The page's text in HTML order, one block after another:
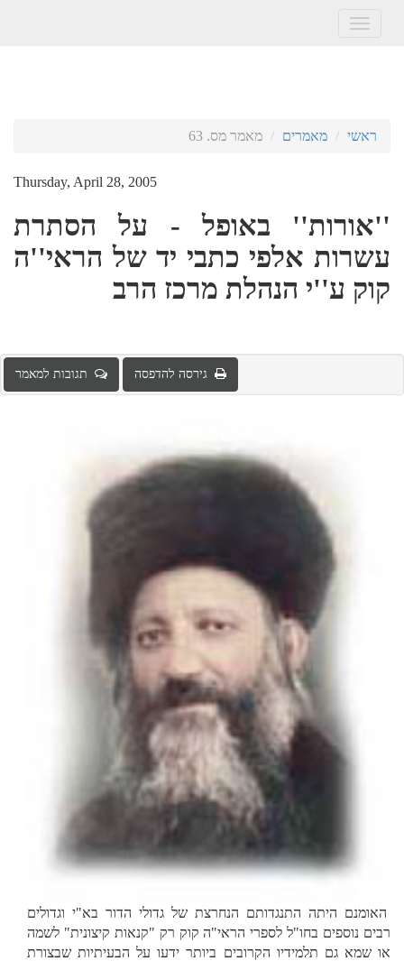
Toggle
ראשי מאמרים מאמר מס. 63
Thursday, April 28, 2005
''אורות'' באופל - על הסתרת
עשרות אלפי כתבי יד של הראי''ה
קוק ע''י הנהלת מרכז הרב
גירסה להדפסה תגובות למאמר
האומנם היתה התנגדותם הנחרצת של גדולי הדור בא"י וגדולים
רבים נוספים בחו"ל לספרי הראי"ה קוק רק "קנאות קיצונית" לשמה
או שמא גם תלמידיו הקרובים ביותר ידעו על הבעיתיות שבצורת